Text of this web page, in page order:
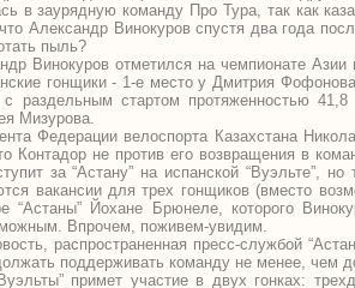
в заурядную команду Про Тура, так как
Александр Винокуров спустя два года
пыль?
Винокуров отметился на чемпионате
гонщики - 1-е место у Дмитрия
с раздельным стартом протяженностью
Мизурова.
Федерации велоспорта Казахстана
Контадор не против его возвращения в
за “Астану” на испанской “Вуэльте”,
вакансии для трех гонщиков (вместо
“Астаны” Йохане Брюнеле, которого
Впрочем, поживем-увидим.
распространенная пресс-службой
поддерживать команду не менее, чем
примет участие в двух гонках: